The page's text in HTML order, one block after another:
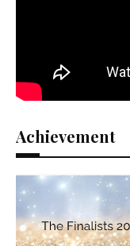
Achievement